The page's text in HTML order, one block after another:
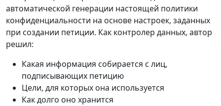
автоматической генерации настоящей политики
конфиденциальности на основе настроек, заданных
при создании петиции. Как контролер данных, автор
решил:
Какая информация собирается с лиц,
подписывающих петицию
Цели, для которых она используется
Как долго оно хранится